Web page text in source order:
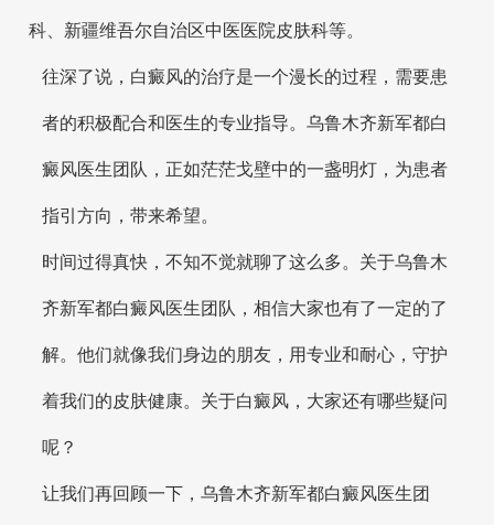
科、新疆维吾尔自治区中医医院皮肤科等。
往深了说，白癜风的治疗是一个漫长的过程，需要患
者的积极配合和医生的专业指导。乌鲁木齐新军都白
癜风医生团队，正如茫茫戈壁中的一盏明灯，为患者
指引方向，带来希望。
时间过得真快，不知不觉就聊了这么多。关于乌鲁木
齐新军都白癜风医生团队，相信大家也有了一定的了
解。他们就像我们身边的朋友，用专业和耐心，守护
着我们的皮肤健康。关于白癜风，大家还有哪些疑问
呢？
让我们再回顾一下，乌鲁木齐新军都白癜风医生团